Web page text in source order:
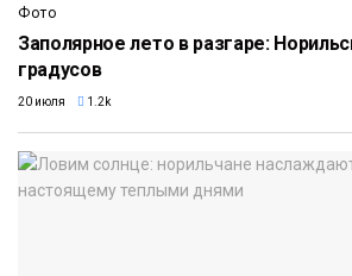
Фото
Заполярное лето в разгаре:
градусов
20 июля 1.2k